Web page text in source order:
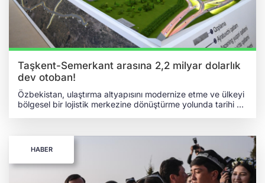
Taşkent-Semerkant arasına 2,2 milyar dolarlık
dev otoban!
Özbekistan, ulaştırma altyapısını modernize etme ve ülkeyi
bölgesel bir lojistik merkezine dönüştürme yolunda tarihi bir
olan yeni otoyol projesinin inşaat çalışmaları resmen
başladı. İki şehri birbirine bağlayacak otoyol projesinin
maliyetinin ise 2,2 milyar dolar olduğu açıklandı. Taşkent
vilayetinin Urta Çirçik ilçesinde düzenlenen temel atma
töreni, Özbekistan Cumhurbaşkanı Şevket Mirziyoyev
HABER